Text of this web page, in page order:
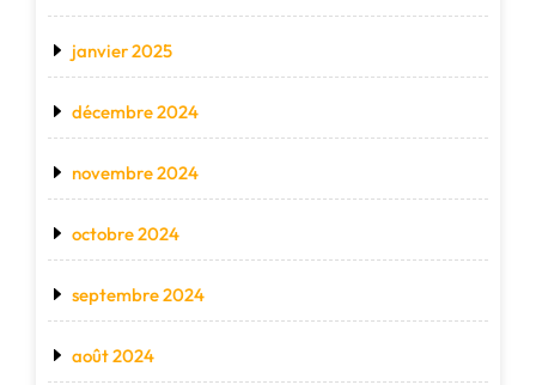
janvier 2025
décembre 2024
novembre 2024
octobre 2024
septembre 2024
août 2024